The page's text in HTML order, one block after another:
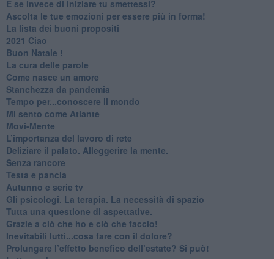
​E se invece di iniziare tu smettessi?
​Ascolta le tue emozioni per essere più in forma!
​La lista dei buoni propositi
2021 Ciao
Buon Natale !
​La cura delle parole
​Come nasce un amore
Stanchezza da pandemia
​Tempo per...conoscere il mondo
​Mi sento come Atlante
​Movi-Mente
​L’importanza del lavoro di rete
​Deliziare il palato. Alleggerire la mente.
​Senza rancore
​Testa e pancia
​Autunno e serie tv
​Gli psicologi. La terapia. La necessità di spazio
​Tutta una questione di aspettative.
​Grazie a ciò che ho e ciò che faccio!
​Inevitabili lutti...cosa fare con il dolore?
Prolungare l’effetto benefico dell’estate? Si può!